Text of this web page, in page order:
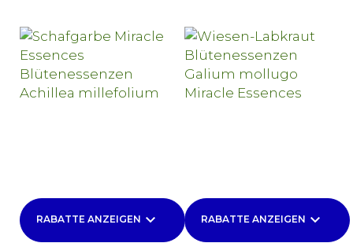
RABATTE ANZEIGEN keyboard_arrow_down RABATTE ANZEIGEN keyboard_arrow_down